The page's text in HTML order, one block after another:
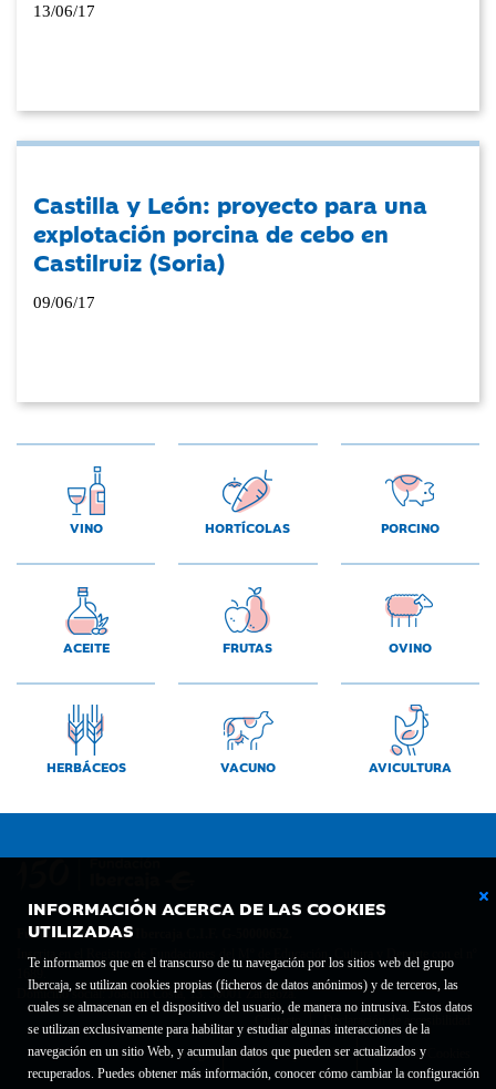
INFORMACIÓN ACERCA DE LAS COOKIES
UTILIZADAS
Te informamos que en el transcurso de tu navegación por los sitios web del grupo
Ibercaja, se utilizan cookies propias (ficheros de datos anónimos) y de terceros, las
cuales se almacenan en el dispositivo del usuario, de manera no intrusiva. Estos datos
se utilizan exclusivamente para habilitar y estudiar algunas interacciones de la
navegación en un sitio Web, y acumulan datos que pueden ser actualizados y
recuperados. Puedes obtener más información, conocer cómo cambiar la configuración
13/06/17
Castilla y León: proyecto para una
explotación porcina de cebo en
Castilruiz (Soria)
09/06/17
VINO HORTÍCOLAS PORCINO
ACEITE FRUTAS OVINO
HERBÁCEOS VACUNO AVICULTURA
Fundación Bancaria Ibercaja C.I.F. G-50000652.
Inscrita en el Registro de Fundaciones del Mº de Educación, Cultura y Deporte con el nº
Domicilio social: Joaquín Costa, 13. 50001 Zaragoza.
Contacto
Declaración de accesibilidad
Aviso legal Política de privacidad Política de Cookies